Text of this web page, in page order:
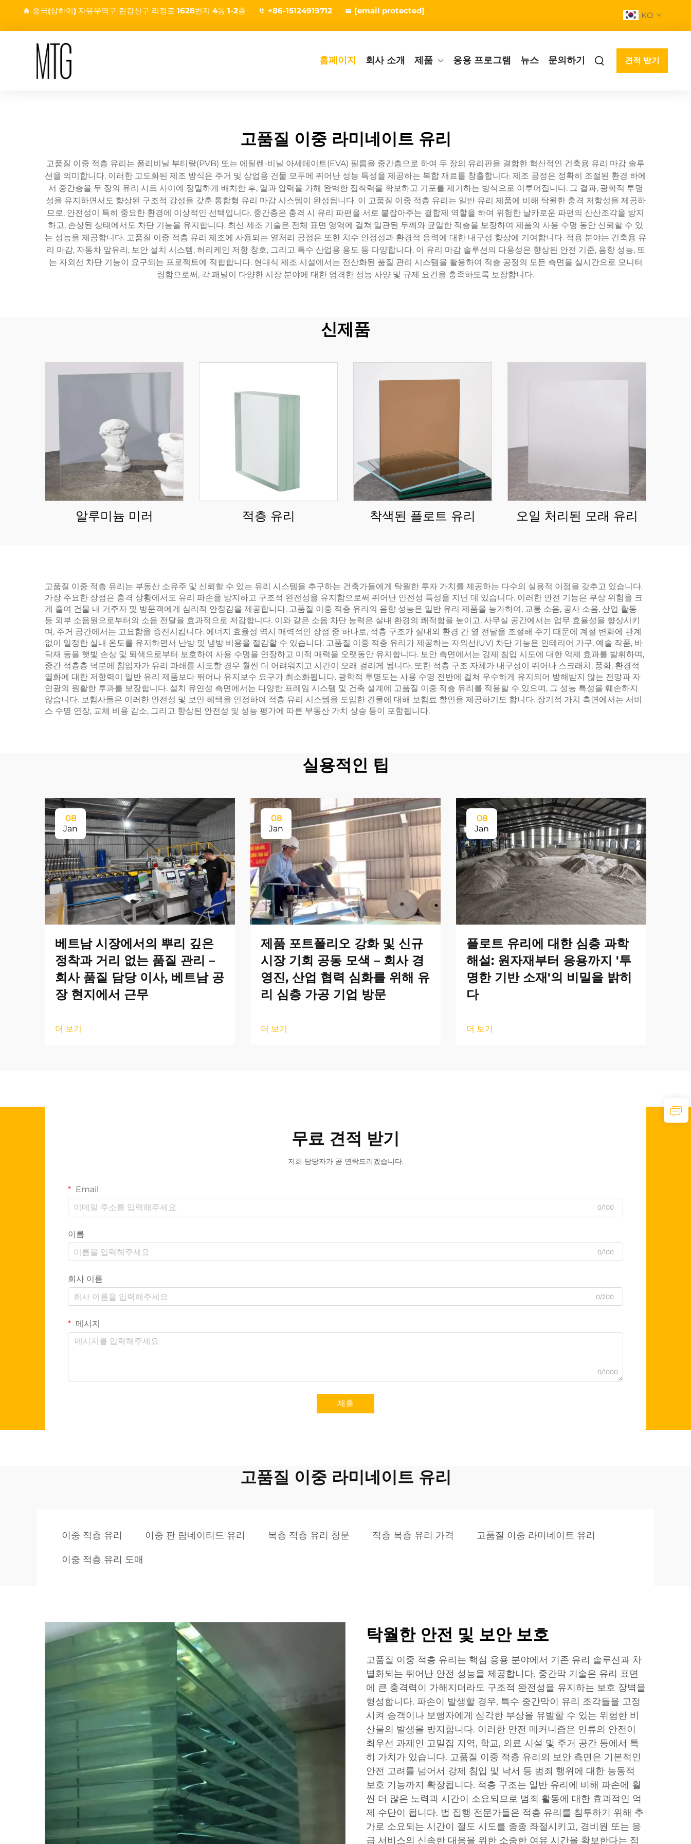
중국(상하이) 자유무역구 린강신구 리정로 1628번지 4동 1-2층 +86-15124919712 [email protected] KO
홈페이지 회사 소개 제품 응용 프로그램 뉴스 문의하기 견적 받기
고품질 이중 라미네이트 유리
고품질 이중 적층 유리는 폴리비닐 부티랄(PVB) 또는 에틸렌-비닐 아세테이트(EVA) 필름을 중간층으로 하여 두 장의 유리판을 결합한 혁신적인 건축용 유리 마감 솔루
션을 의미합니다. 이러한 고도화된 제조 방식은 주거 및 상업용 건물 모두에 뛰어난 성능 특성을 제공하는 복합 재료를 창출합니다. 제조 공정은 정확히 조절된 환경 하에
서 중간층을 두 장의 유리 시트 사이에 정밀하게 배치한 후, 열과 압력을 가해 완벽한 접착력을 확보하고 기포를 제거하는 방식으로 이루어집니다. 그 결과, 광학적 투명
성을 유지하면서도 향상된 구조적 강성을 갖춘 통합형 유리 마감 시스템이 완성됩니다. 이 고품질 이중 적층 유리는 일반 유리 제품에 비해 탁월한 충격 저항성을 제공하
므로, 안전성이 특히 중요한 환경에 이상적인 선택입니다. 중간층은 충격 시 유리 파편을 서로 붙잡아주는 결합제 역할을 하여 위험한 날카로운 파편의 산산조각을 방지
하고, 손상된 상태에서도 차단 기능을 유지합니다. 최신 제조 기술은 전체 표면 영역에 걸쳐 일관된 두께와 균일한 적층을 보장하여 제품의 사용 수명 동안 신뢰할 수 있
는 성능을 제공합니다. 고품질 이중 적층 유리 제조에 사용되는 열처리 공정은 또한 치수 안정성과 환경적 응력에 대한 내구성 향상에 기여합니다. 적용 분야는 건축용 유
리 마감, 자동차 앞유리, 보안 설치 시스템, 허리케인 저항 창호, 그리고 특수 산업용 용도 등 다양합니다. 이 유리 마감 솔루션의 다용성은 향상된 안전 기준, 음향 성능, 또
는 자외선 차단 기능이 요구되는 프로젝트에 적합합니다. 현대식 제조 시설에서는 전산화된 품질 관리 시스템을 활용하여 적층 공정의 모든 측면을 실시간으로 모니터
링함으로써, 각 패널이 다양한 시장 분야에 대한 엄격한 성능 사양 및 규제 요건을 충족하도록 보장합니다.
신제품
알루미늄 미러 적층 유리 착색된 플로트 유리 오일 처리된 모래 유리
고품질 이중 적층 유리는 부동산 소유주 및 신뢰할 수 있는 유리 시스템을 추구하는 건축가들에게 탁월한 투자 가치를 제공하는 다수의 실용적 이점을 갖추고 있습니다.
가장 주요한 장점은 충격 상황에서도 유리 파손을 방지하고 구조적 완전성을 유지함으로써 뛰어난 안전성 특성을 지닌 데 있습니다. 이러한 안전 기능은 부상 위험을 크
게 줄여 건물 내 거주자 및 방문객에게 심리적 안정감을 제공합니다. 고품질 이중 적층 유리의 음향 성능은 일반 유리 제품을 능가하여, 교통 소음, 공사 소음, 산업 활동
등 외부 소음원으로부터의 소음 전달을 효과적으로 저감합니다. 이와 같은 소음 차단 능력은 실내 환경의 쾌적함을 높이고, 사무실 공간에서는 업무 효율성을 향상시키
며, 주거 공간에서는 고요함을 증진시킵니다. 에너지 효율성 역시 매력적인 장점 중 하나로, 적층 구조가 실내외 환경 간 열 전달을 조절해 주기 때문에 계절 변화에 관계
없이 일정한 실내 온도를 유지하면서 난방 및 냉방 비용을 절감할 수 있습니다. 고품질 이중 적층 유리가 제공하는 자외선(UV) 차단 기능은 인테리어 가구, 예술 작품, 바
닥재 등을 햇빛 손상 및 퇴색으로부터 보호하여 사용 수명을 연장하고 미적 매력을 오랫동안 유지합니다. 보안 측면에서는 강제 침입 시도에 대한 억제 효과를 발휘하며,
중간 적층층 덕분에 침입자가 유리 파쇄를 시도할 경우 훨씬 더 어려워지고 시간이 오래 걸리게 됩니다. 또한 적층 구조 자체가 내구성이 뛰어나 스크래치, 풍화, 환경적
열화에 대한 저항력이 일반 유리 제품보다 뛰어나 유지보수 요구가 최소화됩니다. 광학적 투명도는 사용 수명 전반에 걸쳐 우수하게 유지되어 방해받지 않는 전망과 자
연광의 원활한 투과를 보장합니다. 설치 유연성 측면에서는 다양한 프레임 시스템 및 건축 설계에 고품질 이중 적층 유리를 적용할 수 있으며, 그 성능 특성을 훼손하지
않습니다. 보험사들은 이러한 안전성 및 보안 혜택을 인정하여 적층 유리 시스템을 도입한 건물에 대해 보험료 할인을 제공하기도 합니다. 장기적 가치 측면에서는 서비
스 수명 연장, 교체 비용 감소, 그리고 향상된 안전성 및 성능 평가에 따른 부동산 가치 상승 등이 포함됩니다.
실용적인 팁
08
Jan
베트남 시장에서의 뿌리 깊은
정착과 거리 없는 품질 관리 –
회사 품질 담당 이사, 베트남 공
장 현지에서 근무
더 보기
08
Jan
제품 포트폴리오 강화 및 신규
시장 기회 공동 모색 – 회사 경
영진, 산업 협력 심화를 위해 유
리 심층 가공 기업 방문
더 보기
08
Jan
플로트 유리에 대한 심층 과학
해설: 원자재부터 응용까지 '투
명한 기반 소재'의 비밀을 밝히
다
더 보기
무료 견적 받기
저희 담당자가 곧 연락드리겠습니다.
Email
0/100
이름
0/100
회사 이름
0/200
메시지
0/1000
제출
고품질 이중 라미네이트 유리
이중 적층 유리 이중 판 람네이티드 유리 복층 적층 유리 창문 적층 복층 유리 가격 고품질 이중 라미네이트 유리
이중 적층 유리 도매
탁월한 안전 및 보안 보호
고품질 이중 적층 유리는 핵심 응용 분야에서 기존 유리 솔루션과 차
별화되는 뛰어난 안전 성능을 제공합니다. 중간막 기술은 유리 표면
에 큰 충격력이 가해지더라도 구조적 완전성을 유지하는 보호 장벽을
형성합니다. 파손이 발생할 경우, 특수 중간막이 유리 조각들을 고정
시켜 승객이나 보행자에게 심각한 부상을 유발할 수 있는 위험한 비
산물의 발생을 방지합니다. 이러한 안전 메커니즘은 인류의 안전이
최우선 과제인 고밀집 지역, 학교, 의료 시설 및 주거 공간 등에서 특
히 가치가 있습니다. 고품질 이중 적층 유리의 보안 측면은 기본적인
안전 고려를 넘어서 강제 침입 및 낙서 등 범죄 행위에 대한 능동적
보호 기능까지 확장됩니다. 적층 구조는 일반 유리에 비해 파손에 훨
씬 더 많은 노력과 시간이 소요되므로 범죄 활동에 대한 효과적인 억
제 수단이 됩니다. 법 집행 전문가들은 적층 유리를 침투하기 위해 추
가로 소요되는 시간이 절도 시도를 종종 좌절시키고, 경비원 또는 응
급 서비스의 신속한 대응을 위한 소중한 여유 시간을 확보한다는 점